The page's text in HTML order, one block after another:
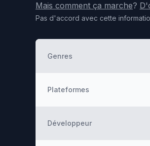
Mais comment ça marche?
Pas d'accord avec cette
Genres
Plateformes
Développeur